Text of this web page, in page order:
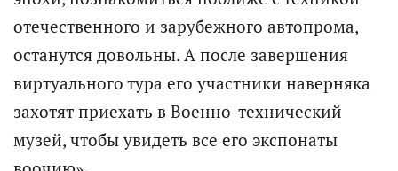
отечественного и зарубежного автопрома,
останутся довольны. А после завершения
виртуального тура его участники наверняка
захотят приехать в Военно-технический
музей, чтобы увидеть все его экспонаты